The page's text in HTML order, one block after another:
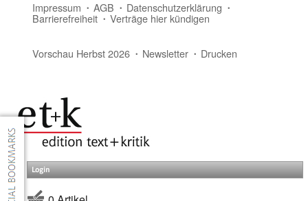
Impressum AGB Datenschutzerklärung
Barrierefreiheit Verträge hier kündigen
Vorschau Herbst 2026 Newsletter Drucken
Login